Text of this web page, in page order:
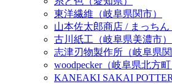
東洋繊維（岐阜県関市）
山本佐太郎商店 / まっちん
古川紙工（岐阜県美濃市）
志津刃物製作所（岐阜県関
woodpecker（岐阜県北方町
KANEAKI SAKAI